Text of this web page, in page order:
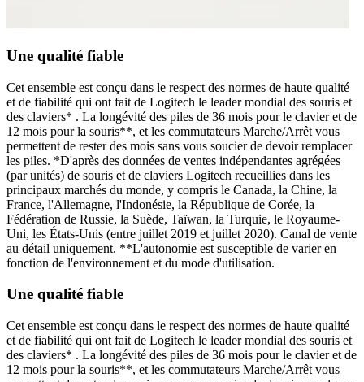
Une qualité fiable
Cet ensemble est conçu dans le respect des normes de haute qualité
et de fiabilité qui ont fait de Logitech le leader mondial des souris et
des claviers* . La longévité des piles de 36 mois pour le clavier et de
12 mois pour la souris**, et les commutateurs Marche/Arrêt vous
permettent de rester des mois sans vous soucier de devoir remplacer
les piles. *D'après des données de ventes indépendantes agrégées
(par unités) de souris et de claviers Logitech recueillies dans les
principaux marchés du monde, y compris le Canada, la Chine, la
France, l'Allemagne, l'Indonésie, la République de Corée, la
Fédération de Russie, la Suède, Taïwan, la Turquie, le Royaume-
Uni, les États-Unis (entre juillet 2019 et juillet 2020). Canal de vente
au détail uniquement. **L'autonomie est susceptible de varier en
fonction de l'environnement et du mode d'utilisation.
Une qualité fiable
Cet ensemble est conçu dans le respect des normes de haute qualité
et de fiabilité qui ont fait de Logitech le leader mondial des souris et
des claviers* . La longévité des piles de 36 mois pour le clavier et de
12 mois pour la souris**, et les commutateurs Marche/Arrêt vous